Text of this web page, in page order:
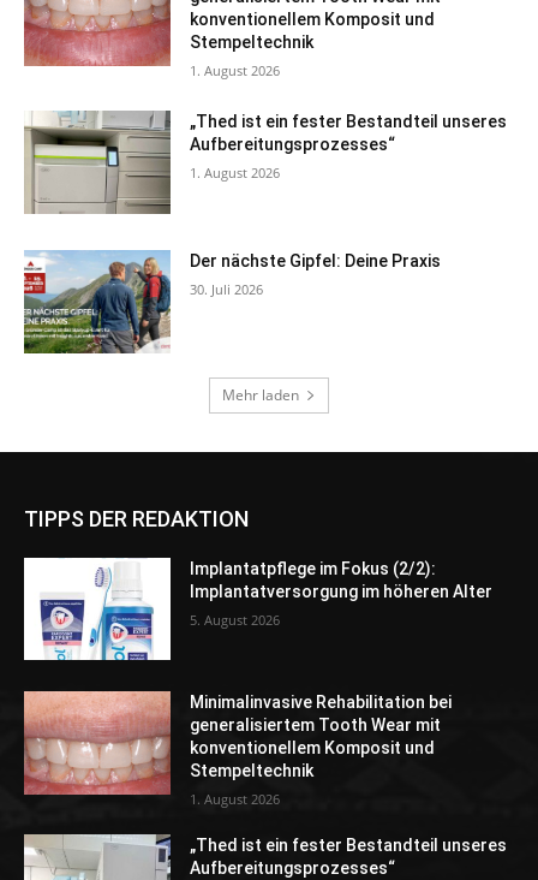
TIPPS DER REDAKTION
Implantatpflege im Fokus (2/2):
Implantatversorgung im höheren Alter
5. August 2026
Minimalinvasive Rehabilitation bei
generalisiertem Tooth Wear mit
konventionellem Komposit und
Stempeltechnik
1. August 2026
„Thed ist ein fester Bestandteil unseres
Aufbereitungsprozesses“